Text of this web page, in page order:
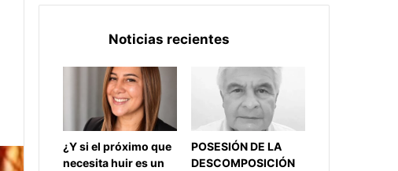
Noticias recientes
¿Y si el próximo que
necesita huir es un
POSESIÓN DE LA
DESCOMPOSICIÓN